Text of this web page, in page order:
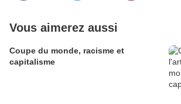
Vous aimerez aussi
Coupe du monde, racisme et
capitalisme